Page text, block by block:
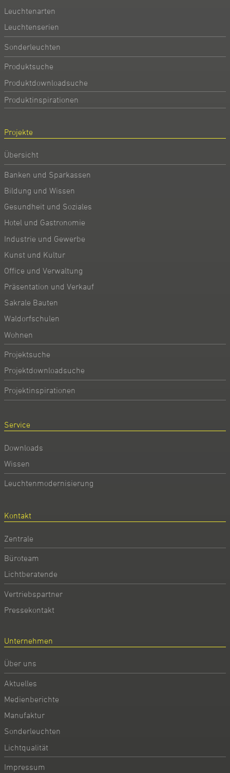
Leuchtenarten
Leuchtenserien
Sonderleuchten
Produktsuche
Produktdownloadsuche
Produktinspirationen
Projekte
Übersicht
Banken und Sparkassen
Bildung und Wissen
Gesundheit und Soziales
Hotel und Gastronomie
Industrie und Gewerbe
Kunst und Kultur
Office und Verwaltung
Präsentation und Verkauf
Sakrale Bauten
Waldorfschulen
Wohnen
Projektsuche
Projektdownloadsuche
Projektinspirationen
Service
Downloads
Wissen
Leuchtenmodernisierung
Kontakt
Zentrale
Büroteam
Lichtberatende
Vertriebspartner
Pressekontakt
Unternehmen
Über uns
Aktuelles
Medienberichte
Manufaktur
Sonderleuchten
Lichtqualität
Impressum